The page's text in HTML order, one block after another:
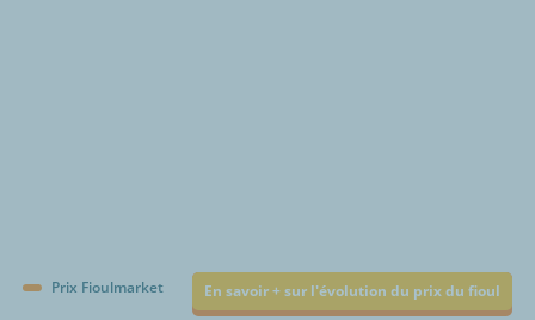
Prix Fioulmarket En savoir + sur l'évolution du prix du fioul